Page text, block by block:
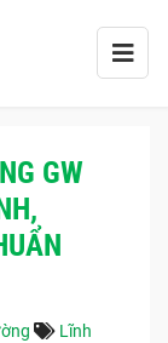
GW
Lĩnh